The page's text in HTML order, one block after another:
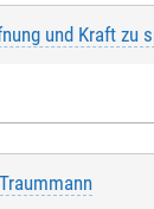
und Kraft zu